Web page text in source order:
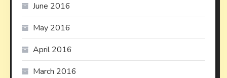
June 2016
May 2016
April 2016
March 2016